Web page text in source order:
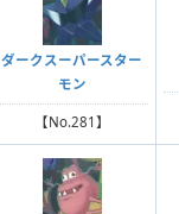
ダークスーパースター
モン
【No.281】